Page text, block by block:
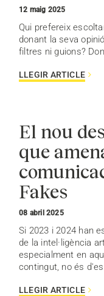
12 maig 2025
Qui prefereix
donant la seva
filtres ni guions?
LLEGIR ARTICLE
El nou
que
Fakes
08 abril 2025
Si 2023 i 2024 han
de la intel·ligència
especialment en
contingut, no és
LLEGIR ARTICLE